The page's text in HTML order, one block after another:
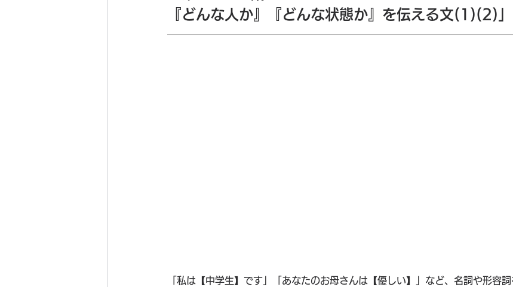
『どんな人か』『どんな状態か』を伝える文(1)(2)」
「私は【中学生】です」「あなたのお母さんは【優しい】」など、名詞や形容